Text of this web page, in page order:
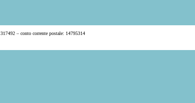
– conto corrente postale: 14795314